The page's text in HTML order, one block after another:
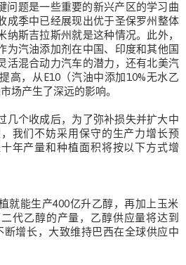
问题是一些重要的新兴产区的学习曲
成季中已经展现出优于圣保罗州整体
纳斯吉拉斯州就是这种情况。此外，
为汽油添加剂在中国、印度和其他国
活混合动力汽车的潜力，还有北美汽
高，从E10（汽油中添加10%无水乙
场产生了深远的影响。
几个收成后，为了弥补损失并扩大中
我们不妨采用保守的生产力增长预
年产量和种植面积将按以下方式增
就能生产400亿升乙醇，再加上玉米
代乙醇的产量，乙醇供应量将达到
断增长，大致维持巴西在全球供应中